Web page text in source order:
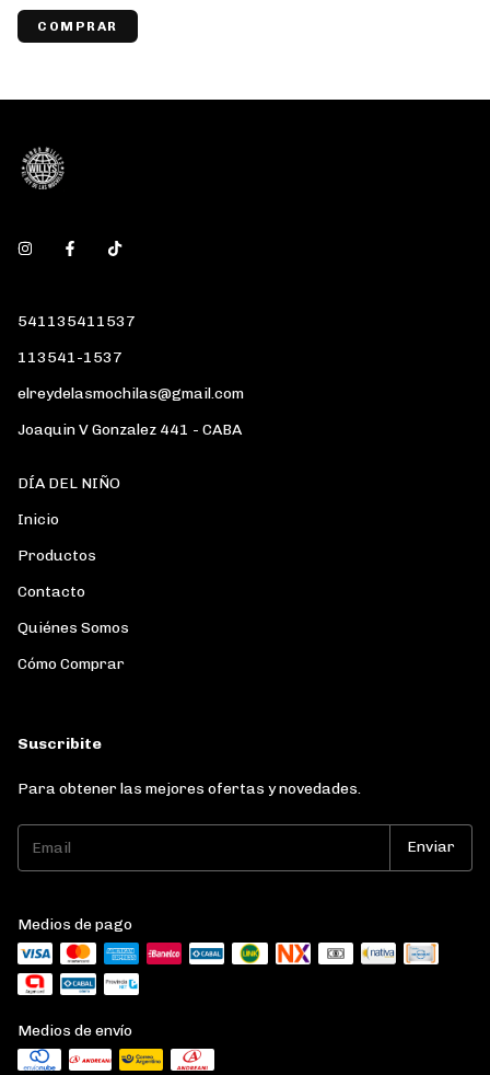
COMPRAR
541135411537
113541-1537
elreydelasmochilas@gmail.com
Joaquin V Gonzalez 441 - CABA
DÍA DEL NIÑO
Inicio
Productos
Contacto
Quiénes Somos
Cómo Comprar
Suscribite
Para obtener las mejores ofertas y novedades.
Medios de pago
Medios de envío